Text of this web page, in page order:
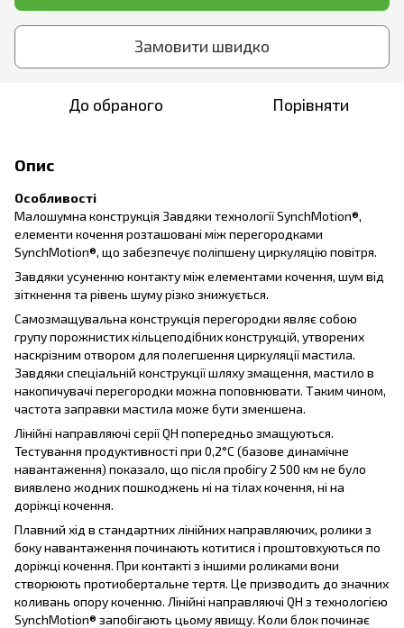
Замовити швидко
До обраного Порівняти
Опис
Особливості
Малошумна конструкція Завдяки технології SynchMotion®,
елементи кочення розташовані між перегородками
SynchMotion®, що забезпечує поліпшену циркуляцію повітря.
Завдяки усуненню контакту між елементами кочення, шум від
зіткнення та рівень шуму різко знижується.
Самозмащувальна конструкція перегородки являє собою
групу порожнистих кільцеподібних конструкцій, утворених
наскрізним отвором для полегшення циркуляції мастила.
Завдяки спеціальній конструкції шляху змащення, мастило в
накопичувачі перегородки можна поповнювати. Таким чином,
частота заправки мастила може бути зменшена.
Лінійні направляючі серії QH попередньо змащуються.
Тестування продуктивності при 0,2°C (базове динамічне
навантаження) показало, що після пробігу 2 500 км не було
виявлено жодних пошкоджень ні на тілах кочення, ні на
доріжці кочення.
Плавний хід в стандартних лінійних направляючих, ролики з
боку навантаження починають котитися і проштовхуються по
доріжці кочення. При контакті з іншими роликами вони
створюють протиобертальне тертя. Це призводить до значних
коливань опору коченню. Лінійні направляючі QH з технологією
SynchMotion® запобігають цьому явищу. Коли блок починає